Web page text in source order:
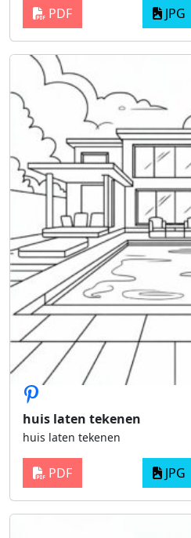
PDF JPG
huis laten tekenen
huis laten tekenen
PDF JPG